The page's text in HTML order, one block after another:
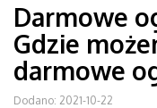
Darmowe
Gdzie
darmowe
Dodano: 2021-10-22